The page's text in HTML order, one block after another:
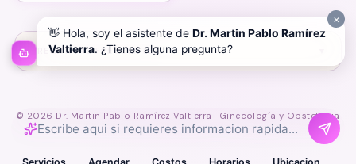
PREGUNTAS FRECUENTES
© 2026 Dr. Martin Pablo Ramírez Valtierra · Ginecología y Obstetricia
👋 Hola, soy el asistente de Dr. Martin Pablo Ramírez
Valtierra. ¿Tienes alguna pregunta?
×